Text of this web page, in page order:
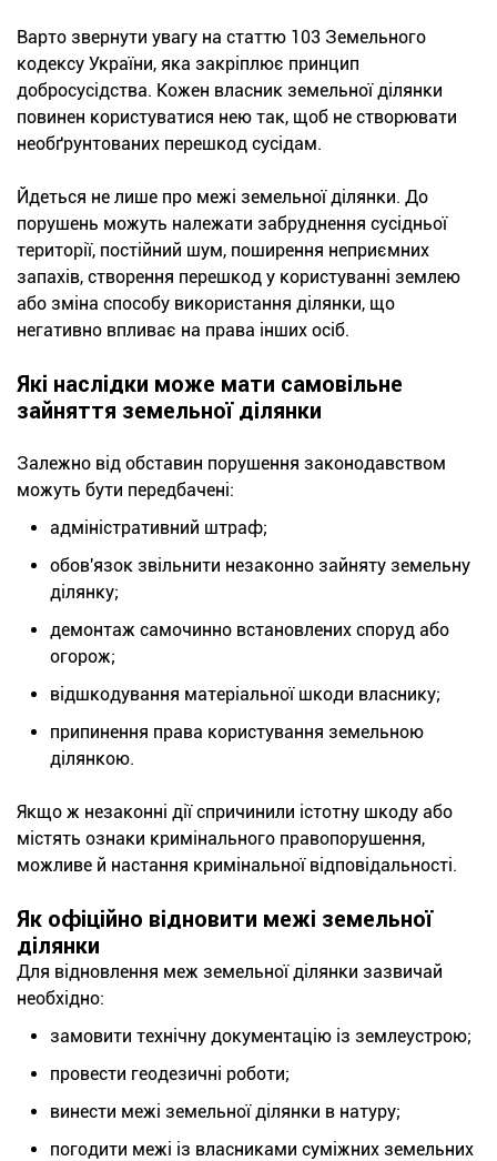
Варто звернути увагу на статтю 103 Земельного
кодексу України, яка закріплює принцип
добросусідства. Кожен власник земельної ділянки
повинен користуватися нею так, щоб не створювати
необґрунтованих перешкод сусідам.
Йдеться не лише про межі земельної ділянки. До
порушень можуть належати забруднення сусідньої
території, постійний шум, поширення неприємних
запахів, створення перешкод у користуванні землею
або зміна способу використання ділянки, що
негативно впливає на права інших осіб.
Які наслідки може мати самовільне
зайняття земельної ділянки
Залежно від обставин порушення законодавством
можуть бути передбачені:
адміністративний штраф;
обов'язок звільнити незаконно зайняту земельну
ділянку;
демонтаж самочинно встановлених споруд або
огорож;
відшкодування матеріальної шкоди власнику;
припинення права користування земельною
ділянкою.
Якщо ж незаконні дії спричинили істотну шкоду або
містять ознаки кримінального правопорушення,
можливе й настання кримінальної відповідальності.
Як офіційно відновити межі земельної
ділянки
Для відновлення меж земельної ділянки зазвичай
необхідно:
замовити технічну документацію із землеустрою;
провести геодезичні роботи;
винести межі земельної ділянки в натуру;
погодити межі із власниками суміжних земельних